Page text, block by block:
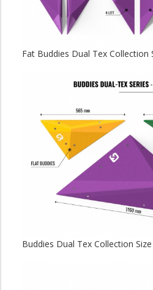
Fat Buddies Dual Tex Collection
Buddies Dual Tex Collection